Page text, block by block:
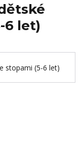
6 let)